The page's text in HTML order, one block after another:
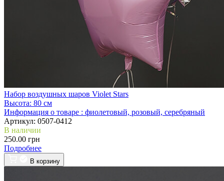
Набор воздушных шаров Violet Stars
Высота: 80 см
Информация о товаре : фиолетовый, розовый, серебряный
Артикул: 0507-0412
В наличии
250.00 грн
Подробнее
В корзину